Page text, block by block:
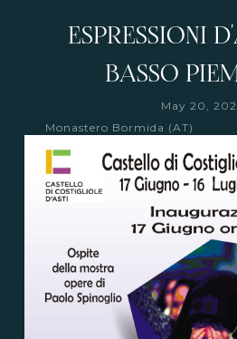
ESPRESSIONI
BASSO
May 20,
Monastero Bormida (AT)